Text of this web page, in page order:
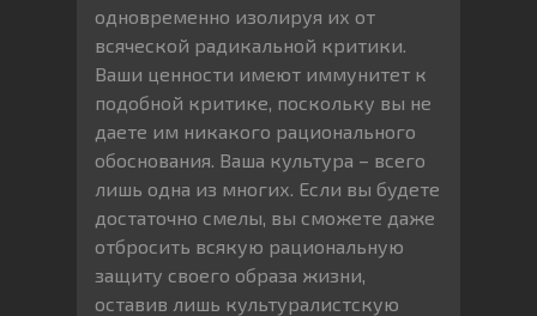
одновременно изолируя их от
всяческой радикальной критики.
Ваши ценности имеют иммунитет к
подобной критике, поскольку вы не
даете им никакого рационального
обоснования. Ваша культура – всего
лишь одна из многих. Если вы будете
достаточно смелы, вы сможете даже
отбросить всякую рациональную
защиту своего образа жизни,
оставив лишь культуралистскую